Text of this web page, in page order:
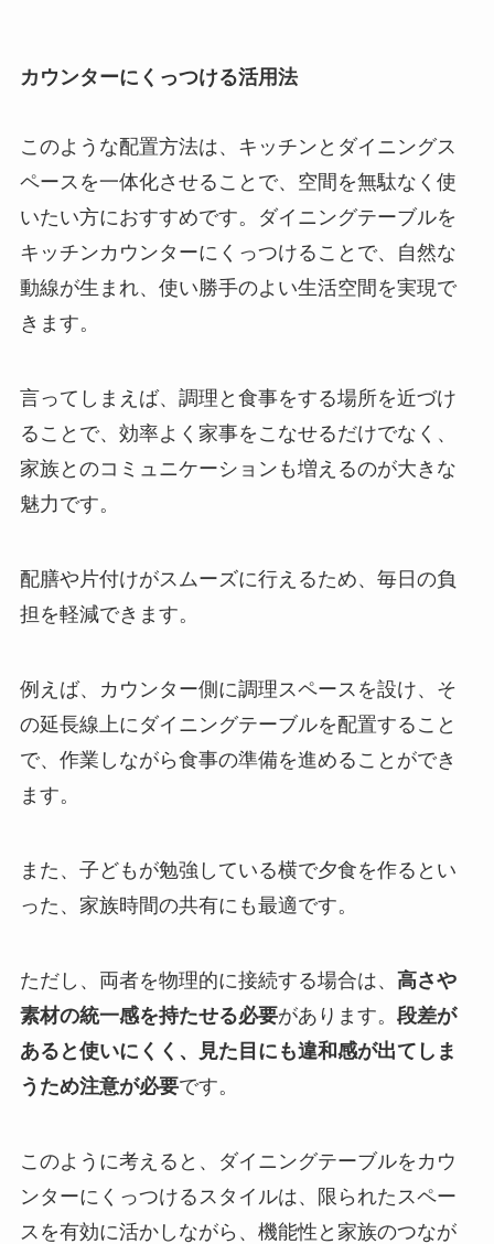
カウンターにくっつける活用法
このような配置方法は、キッチンとダイニングス
ペースを一体化させることで、空間を無駄なく使
いたい方におすすめです。ダイニングテーブルを
キッチンカウンターにくっつけることで、自然な
動線が生まれ、使い勝手のよい生活空間を実現で
きます。
言ってしまえば、調理と食事をする場所を近づけ
ることで、効率よく家事をこなせるだけでなく、
家族とのコミュニケーションも増えるのが大きな
魅力です。
配膳や片付けがスムーズに行えるため、毎日の負
担を軽減できます。
例えば、カウンター側に調理スペースを設け、そ
の延長線上にダイニングテーブルを配置すること
で、作業しながら食事の準備を進めることができ
ます。
また、子どもが勉強している横で夕食を作るとい
った、家族時間の共有にも最適です。
ただし、両者を物理的に接続する場合は、 高さや
素材の統一感を持たせる必要があります。 段差が
あると使いにくく、見た目にも違和感が出てしま
うため注意が必要です。
このように考えると、ダイニングテーブルをカウ
ンターにくっつけるスタイルは、限られたスペー
スを有効に活かしながら、機能性と家族のつなが